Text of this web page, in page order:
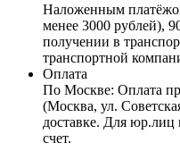
Наложенным
менее 3000 рублей),
получении в
транспортной
Оплата
По Москве: Оплата
(Москва, ул.
доставке. Для юр.лиц
счет.